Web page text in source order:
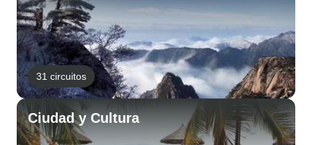
31 circuitos
Ciudad y Cultura